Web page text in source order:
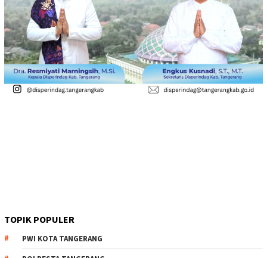
TOPIK POPULER
PWI KOTA TANGERANG